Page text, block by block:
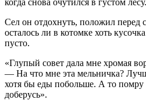
Сел он отдохнуть, положил перед
осталось ли в котомке хоть
пусто.
«Глупый совет дала мне хромая
— На что мне эта мельничка?
хотя бы еды побольше. А то помру
доберусь».